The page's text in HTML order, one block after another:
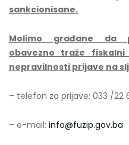
sankcionisane.
Molimo građane da
obavezno traže
nepravilnosti prijave na
– telefon za prijave: 033 /
– e-mail: info@fuzip.gov.ba